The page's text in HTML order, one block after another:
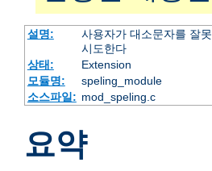
설명:
사용자가 대소문자를 잘
시도한다
상태:
Extension
모듈명:
speling_module
소스파일: mod_speling.c
요약